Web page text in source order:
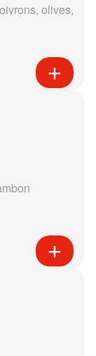
olives,